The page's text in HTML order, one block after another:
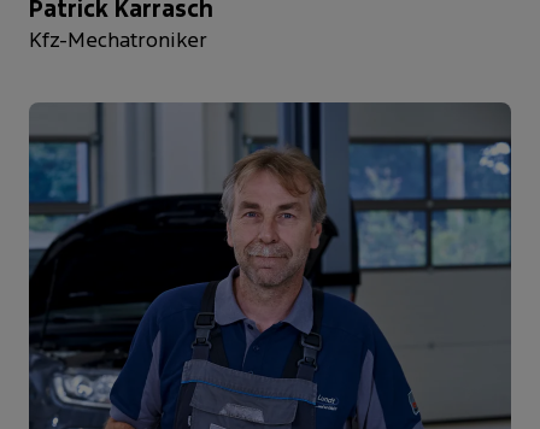
Patrick Karrasch
Kfz-Mechatroniker